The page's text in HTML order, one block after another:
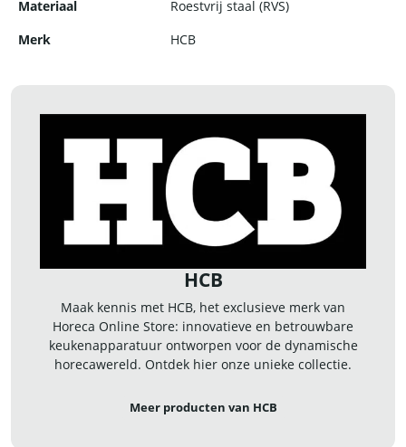
Materiaal
Roestvrij staal (RVS)
Merk
HCB
HCB
Maak kennis met HCB, het exclusieve merk van
Horeca Online Store: innovatieve en betrouwbare
keukenapparatuur ontworpen voor de dynamische
horecawereld. Ontdek hier onze unieke collectie.
Meer producten van HCB